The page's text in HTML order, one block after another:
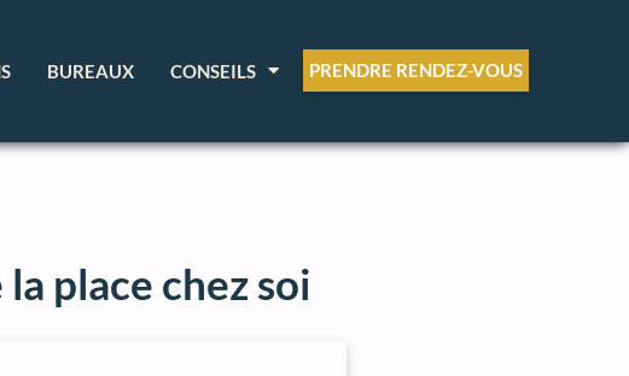
BUREAUX CONSEILS PRENDRE RENDEZ-VOUS
place chez soi